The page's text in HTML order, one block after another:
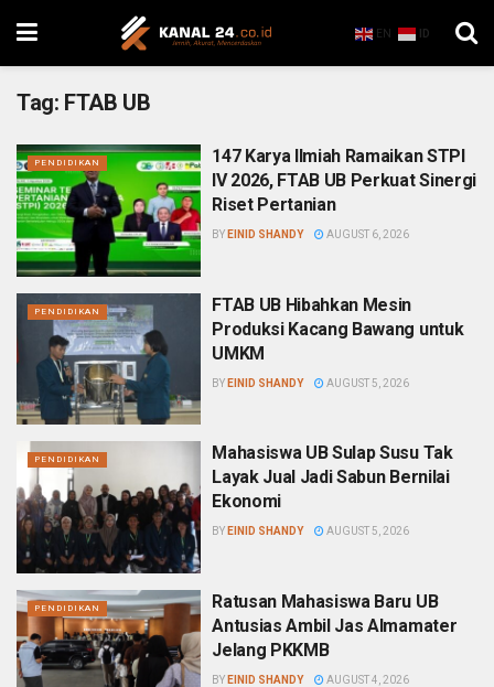
EN ID
Tag: FTAB UB
PENDIDIKAN
147 Karya Ilmiah Ramaikan STPI
IV 2026, FTAB UB Perkuat Sinergi
Riset Pertanian
BY EINID SHANDY AUGUST 6, 2026
PENDIDIKAN
FTAB UB Hibahkan Mesin
Produksi Kacang Bawang untuk
UMKM
BY EINID SHANDY AUGUST 5, 2026
PENDIDIKAN
Mahasiswa UB Sulap Susu Tak
Layak Jual Jadi Sabun Bernilai
Ekonomi
BY EINID SHANDY AUGUST 5, 2026
PENDIDIKAN
Ratusan Mahasiswa Baru UB
Antusias Ambil Jas Almamater
Jelang PKKMB
BY EINID SHANDY AUGUST 4, 2026